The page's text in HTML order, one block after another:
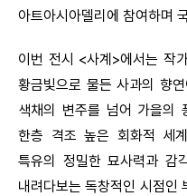
아트아시아델리에 참여하며
이번 전시 <사계>에서는 작
황금빛으로 물든 사과의 향
색채의 변주를 넘어 가을의
한층 격조 높은 회화적 세
특유의 정밀한 묘사력과 감
내려다보는 독창적인 시점